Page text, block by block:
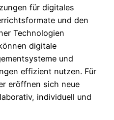
für digitales
und den
Technologien
digitale
und
effizient nutzen. Für
eröffnen sich neue
individuell und